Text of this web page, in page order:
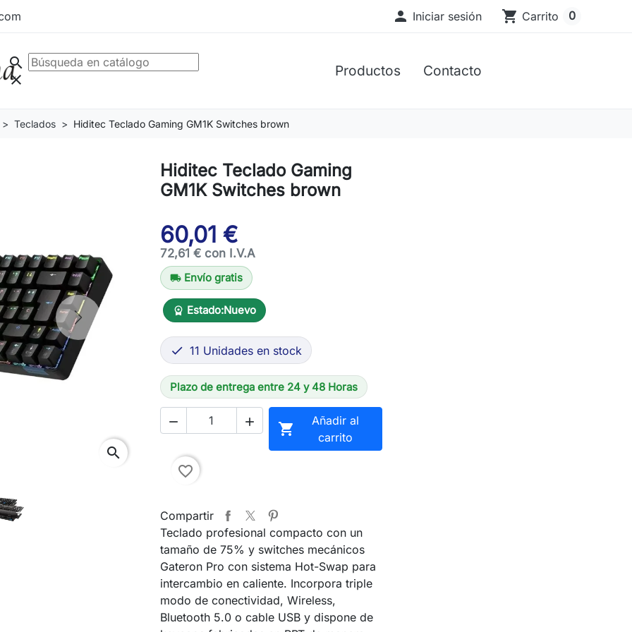
 Iniciar sesión shopping_cart Carrito 0
Productos Contacto
search
clear
Teclados Hiditec Teclado Gaming GM1K Switches brown
Next
search
Hiditec Teclado Gaming
GM1K Switches brown
60,01 €
72,61 € con I.V.A
local_shipping Envío gratis
workspace_premium Estado:Nuevo
 11 Unidades en stock
Plazo de entrega entre 24 y 48 Horas
  
Añadir al
carrito
favorite_border
Compartir
Teclado profesional compacto con un
tamaño de 75% y switches mecánicos
Gateron Pro con sistema Hot-Swap para
intercambio en caliente. Incorpora triple
modo de conectividad, Wireless,
Bluetooth 5.0 o cable USB y dispone de